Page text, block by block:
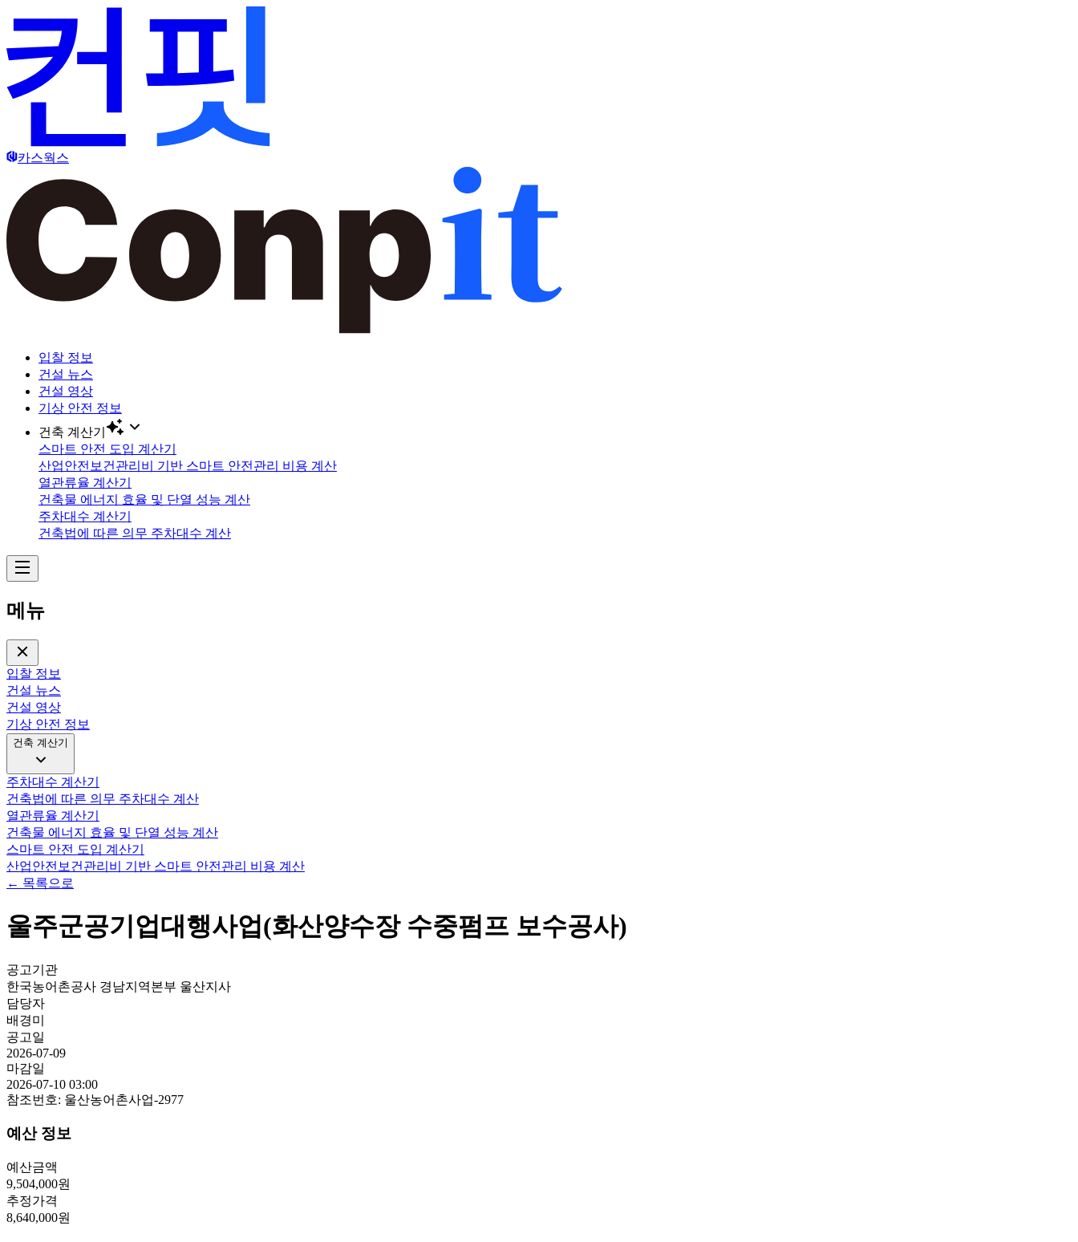
카스웍스
입찰 정보
건설 뉴스
건설 영상
기상 안전 정보
건축 계산기
스마트 안전 도입 계산기
산업안전보건관리비 기반 스마트 안전관리 비용 계산
열관류율 계산기
건축물 에너지 효율 및 단열 성능 계산
주차대수 계산기
건축법에 따른 의무 주차대수 계산
메뉴
입찰 정보
건설 뉴스
건설 영상
기상 안전 정보
건축 계산기
주차대수 계산기
건축법에 따른 의무 주차대수 계산
열관류율 계산기
건축물 에너지 효율 및 단열 성능 계산
스마트 안전 도입 계산기
산업안전보건관리비 기반 스마트 안전관리 비용 계산
← 목록으로
울주군공기업대행사업(화산양수장 수중펌프 보수공사)
공고기관
한국농어촌공사 경남지역본부 울산지사
담당자
배경미
공고일
2026-07-09
마감일
2026-07-10 03:00
참조번호: 울산농어촌사업-2977
예산 정보
예산금액
9,504,000원
추정가격
8,640,000원